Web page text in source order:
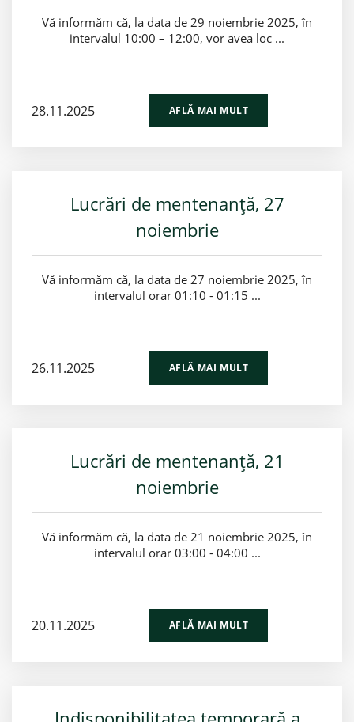
Vă informăm că, la data de 29 noiembrie 2025, în
intervalul 10:00 – 12:00, vor avea loc ...
28.11.2025 AFLĂ MAI MULT
Lucrări de mentenanță, 27
noiembrie
Vă informăm că, la data de 27 noiembrie 2025, în
intervalul orar 01:10 - 01:15 ...
26.11.2025 AFLĂ MAI MULT
Lucrări de mentenanță, 21
noiembrie
Vă informăm că, la data de 21 noiembrie 2025, în
intervalul orar 03:00 - 04:00 ...
20.11.2025 AFLĂ MAI MULT